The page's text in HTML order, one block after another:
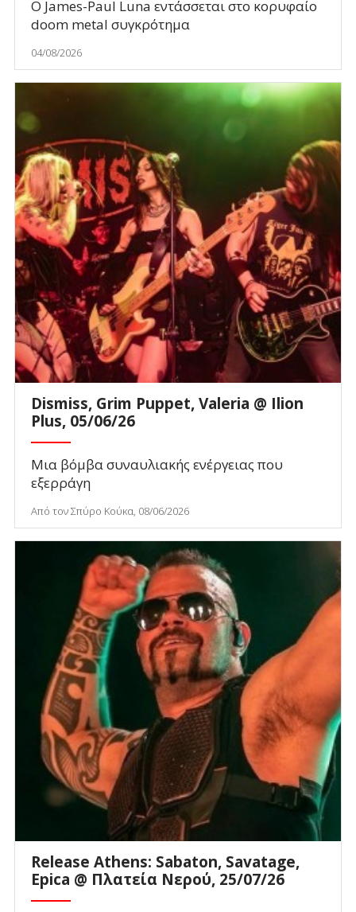
Ο James-Paul Luna εντάσσεται στο κορυφαίο
doom metal συγκρότημα
04/08/2026
Dismiss, Grim Puppet, Valeria @ Ilion
Plus, 05/06/26
Μια βόμβα συναυλιακής ενέργειας που
εξερράγη
Από τον Σπύρο Κούκα, 08/06/2026
Release Athens: Sabaton, Savatage,
Epica @ Πλατεία Νερού, 25/07/26